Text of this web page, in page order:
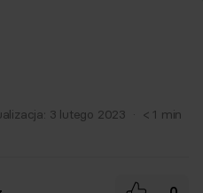
3 lutego 2023 · < 1 min